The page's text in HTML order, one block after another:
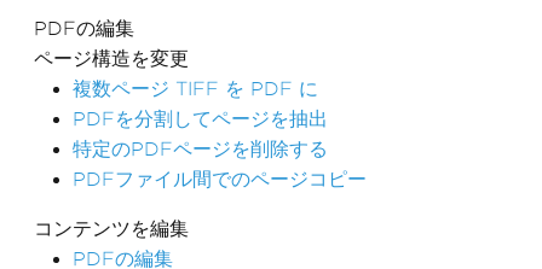
PDFの編集
ページ構造を変更
複数ページ TIFF を PDF に
PDFを分割してページを抽出
特定のPDFページを削除する
PDFファイル間でのページコピー
コンテンツを編集
PDFの編集